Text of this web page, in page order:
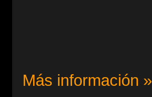
Más información »